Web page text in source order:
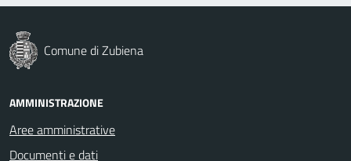
Comune di Zubiena
AMMINISTRAZIONE
Aree amministrative
Documenti e dati